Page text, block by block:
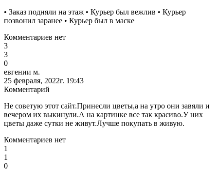
• Заказ подняли на этаж • Курьер был вежлив • Курьер
позвонил заранее • Курьер был в маске
Комментариев нет
3
3
0
евгении м.
25 февраля, 2022г. 19:43
Комментарий
Не советую этот сайт.Принесли цветы,а на утро они завяли и
вечером их выкинули.А на картинке все так красиво.У них
цветы даже сутки не живут.Лучше покупать в живую.
Комментариев нет
1
1
0